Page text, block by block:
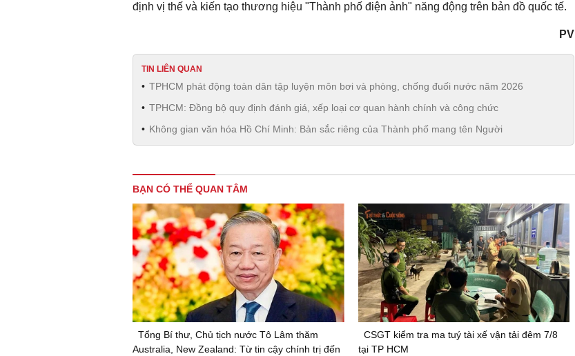
định vị thế và kiến tạo thương hiệu "Thành phố điện ảnh" năng động trên bản đồ quốc tế.
PV
TIN LIÊN QUAN
TPHCM phát động toàn dân tập luyện môn bơi và phòng, chống đuối nước năm 2026
TPHCM: Đồng bộ quy định đánh giá, xếp loại cơ quan hành chính và công chức
Không gian văn hóa Hồ Chí Minh: Bản sắc riêng của Thành phố mang tên Người
BẠN CÓ THỂ QUAN TÂM
Tổng Bí thư, Chủ tịch nước Tô Lâm thăm
Australia, New Zealand: Từ tin cậy chính trị đến
CSGT kiểm tra ma tuý tài xế vận tải đêm 7/8
tại TP HCM